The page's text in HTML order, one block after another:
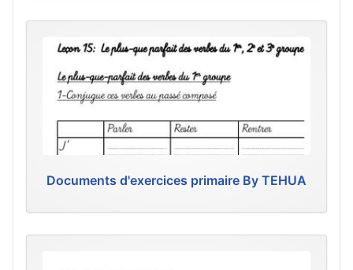
Documents d'exercices primaire By TEHUA